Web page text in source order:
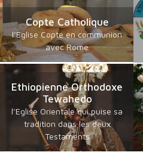
Copte Catholique
l’Eglise Copte en communion
avec Rome
Ethiopienne Orthodoxe
Tewahedo
l’Eglise Orientale qui puise sa
tradition dans les deux
Testaments